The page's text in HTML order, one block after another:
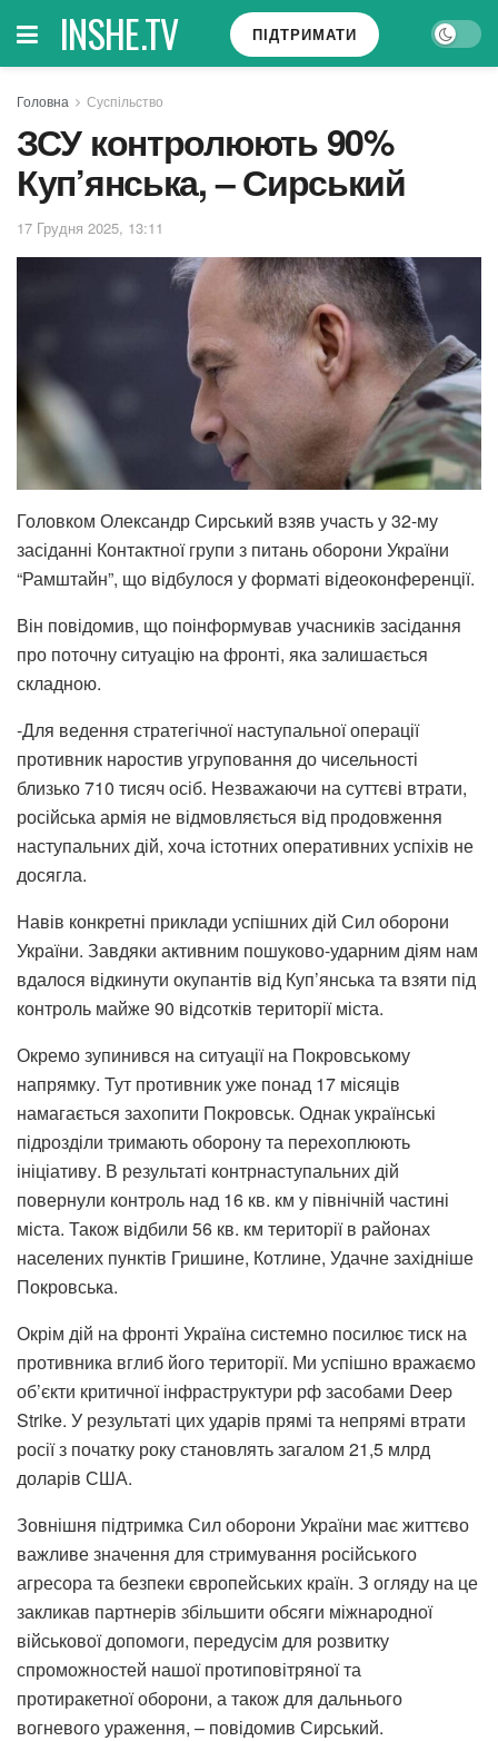
INSHE.TV ПІДТРИМАТИ
Головна Суспільство
ЗСУ контролюють 90%
Куп’янська, – Сирський
17 Грудня 2025, 13:11
Головком Олександр Сирський взяв участь у 32-му
засіданні Контактної групи з питань оборони України
“Рамштайн”, що відбулося у форматі відеоконференції.
Він повідомив, що поінформував учасників засідання
про поточну ситуацію на фронті, яка залишається
складною.
-Для ведення стратегічної наступальної операції
противник наростив угруповання до чисельності
близько 710 тисяч осіб. Незважаючи на суттєві втрати,
російська армія не відмовляється від продовження
наступальних дій, хоча істотних оперативних успіхів не
досягла.
Навів конкретні приклади успішних дій Сил оборони
України. Завдяки активним пошуково-ударним діям нам
вдалося відкинути окупантів від Куп’янська та взяти під
контроль майже 90 відсотків території міста.
Окремо зупинився на ситуації на Покровському
напрямку. Тут противник уже понад 17 місяців
намагається захопити Покровськ. Однак українські
підрозділи тримають оборону та перехоплюють
ініціативу. В результаті контрнаступальних дій
повернули контроль над 16 кв. км у північній частині
міста. Також відбили 56 кв. км території в районах
населених пунктів Гришине, Котлине, Удачне західніше
Покровська.
Окрім дій на фронті Україна системно посилює тиск на
противника вглиб його території. Ми успішно вражаємо
об’єкти критичної інфраструктури рф засобами Deep
Strike. У результаті цих ударів прямі та непрямі втрати
росії з початку року становлять загалом 21,5 млрд
доларів США.
Зовнішня підтримка Сил оборони України має життєво
важливе значення для стримування російського
агресора та безпеки європейських країн. З огляду на це
закликав партнерів збільшити обсяги міжнародної
військової допомоги, передусім для розвитку
спроможностей нашої протиповітряної та
протиракетної оборони, а також для дальнього
вогневого ураження, – повідомив Сирський.